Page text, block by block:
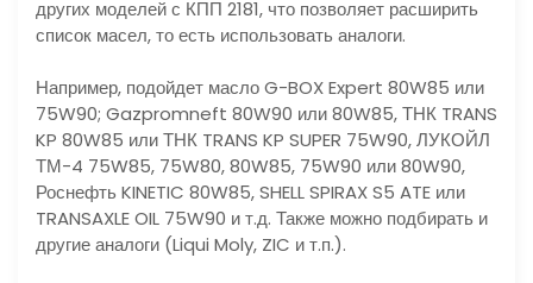
других моделей с КПП 2181, что позволяет расширить
список масел, то есть использовать аналоги.
Например, подойдет масло G-BOX Expert 80W85 или
75W90; Gazpromneft 80W90 или 80W85, ТНК TRANS
KP 80W85 или ТНК TRANS KP SUPER 75W90, ЛУКОЙЛ
ТМ-4 75W85, 75W80, 80W85, 75W90 или 80W90,
Роснефть KINETIC 80W85, SHELL SPIRAX S5 ATE или
TRANSAXLE OIL 75W90 и т.д. Также можно подбирать и
другие аналоги (Liqui Moly, ZIC и т.п.).